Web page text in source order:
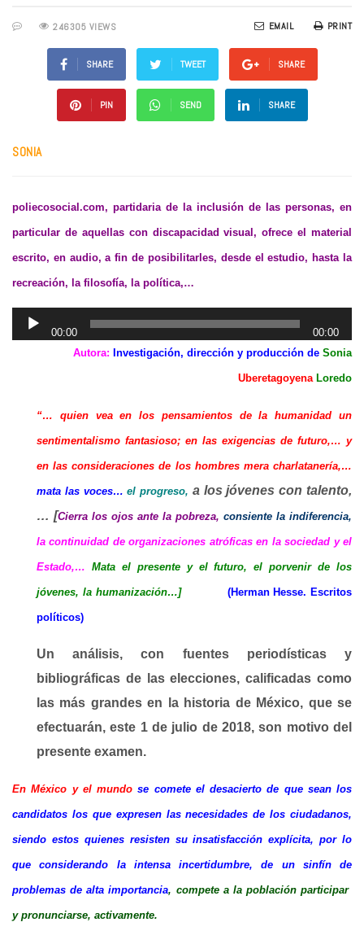
246305 VIEWS PRINT
EMAIL
SHARE TWEET SHARE
PIN SEND SHARE
SONIA
poliecosocial.com, partidaria de la inclusión de las personas, en
particular de aquellas con discapacidad visual, ofrece el material
escrito, en audio, a fin de posibilitarles, desde el estudio, hasta la
recreación, la filosofía, la política,…
e
00:00
00:00
Autora: Investigación, dirección y producción de Sonia
UberetagoyenaLoredo
“… quien vea en los pensamientos de la humanidad un
sentimentalismo fantasioso; en las exigencias de futuro,… y
en las consideraciones de los hombres mera charlatanería,…
mata las voces… el progreso, a los jóvenes con talento,
… [Cierra los ojos ante la pobreza, consiente la indiferencia,
la continuidad de organizaciones atróficas en la sociedad y el
Estado,… Mata el presente y el futuro, el porvenir de los
jóvenes, la humanización…] (Herman Hesse. Escritos
políticos)
Un análisis, con fuentes periodísticas y
bibliográficas de las elecciones, calificadas como
las más grandes en la historia de México, que se
efectuarán, este 1 de julio de 2018, son motivo del
presente examen.
En México y el mundo se comete el desacierto de que sean los
candidatos los que expresen las necesidades de los ciudadanos,
siendo estos quienes resisten su insatisfacción explícita, por lo
que considerando la intensa incertidumbre, de un sinfín de
problemas de alta importancia, competea la población participar
y pronunciarse, activamente.